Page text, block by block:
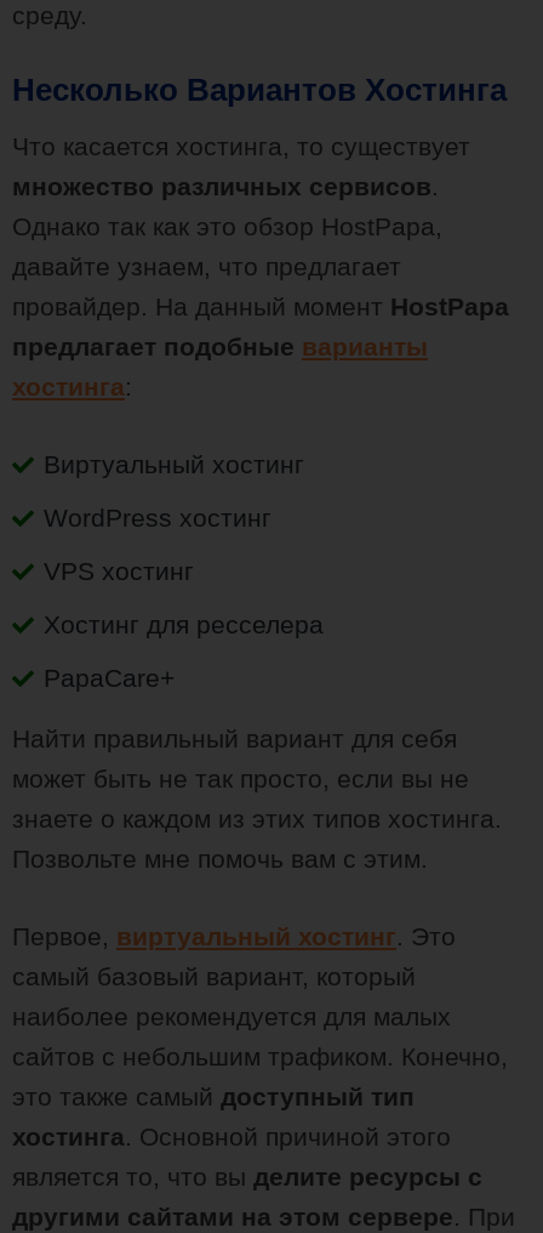
среду.
Несколько Вариантов Хостинга
Что касается хостинга, то существует
множество различных сервисов.
Однако так как это обзор HostPapa,
давайте узнаем, что предлагает
провайдер. На данный момент HostPapa
предлагает подобные варианты
хостинга:
Виртуальный хостинг
WordPress хостинг
VPS хостинг
Хостинг для ресселера
PapaCare+
Найти правильный вариант для себя
может быть не так просто, если вы не
знаете о каждом из этих типов хостинга.
Позвольте мне помочь вам с этим.
Первое, виртуальный хостинг. Это
самый базовый вариант, который
наиболее рекомендуется для малых
сайтов с небольшим трафиком. Конечно,
это также самый доступный тип
хостинга. Основной причиной этого
является то, что вы делите ресурсы с
другими сайтами на этом сервере. При